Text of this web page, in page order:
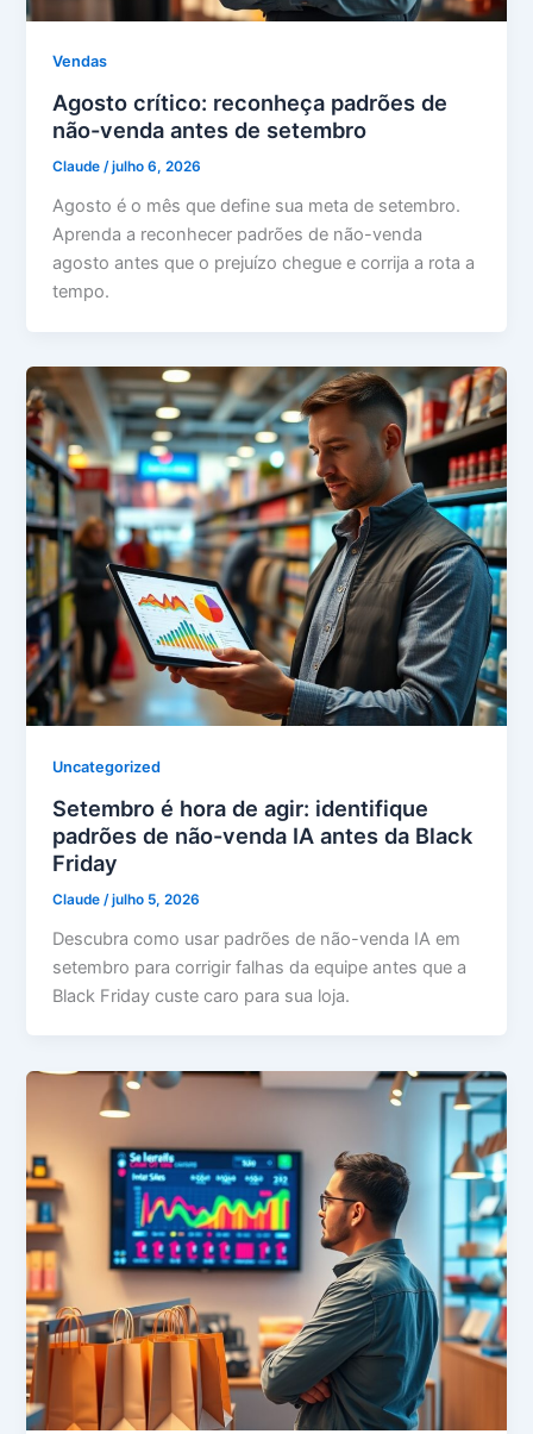
Vendas
Agosto crítico: reconheça padrões de
não-venda antes de setembro
Claude/julho 6, 2026
Agosto é o mês que define sua meta de setembro.
Aprenda a reconhecer padrões de não-venda
agosto antes que o prejuízo chegue e corrija a rota a
tempo.
Uncategorized
Setembro é hora de agir: identifique
padrões de não-venda IA antes da Black
Friday
Claude /julho 5, 2026
Descubra como usar padrões de não-venda IA em
setembro para corrigir falhas da equipe antes que a
Black Friday custe caro para sua loja.